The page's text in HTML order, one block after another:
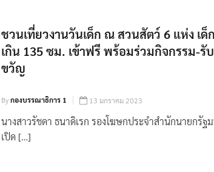
ชวนเที่ยวงานวันเด็ก ณ สวนสัตว์ 6 แห่ง เด็
เกิน 135 ซม. เข้าฟรี พร้อมร่วมกิจกรรม-รั
ขวัญ
Byกองบรรณาธิการ 1 13 มกราคม 2023
นางสาวรัชดา ธนาดิเรก รองโฆษกประจำสำนักนายกรัฐ
เปิด […]